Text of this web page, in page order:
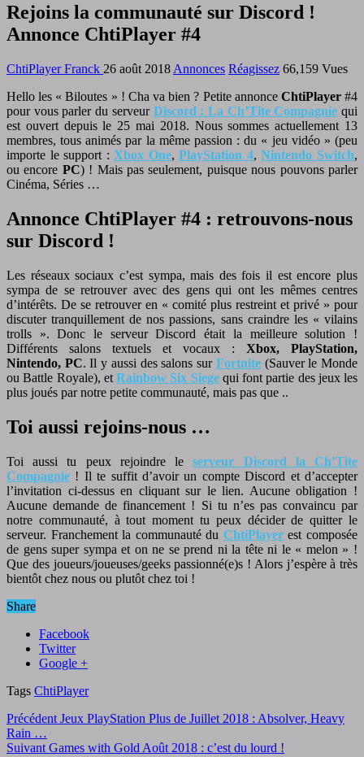
Rejoins la communauté sur Discord !
Annonce ChtiPlayer #4
ChtiPlayer Franck 26 août 2018 Annonces Réagissez 66,159 Vues
Hello les « Biloutes » ! Cha va bien ? Petite annonce ChtiPlayer#4
pour vous parler du serveur Discord : La Ch’Tite Compagnie qui
est ouvert depuis le 25 mai 2018. Nous sommes actuellement 13
membres, tous animés par la même passion : du « jeu vidéo » (peu
importe le support :Xbox One,PlayStation 4,Nintendo Switch,
ou encore PC) ! Mais pas seulement, puisque nous pouvons parler
Cinéma, Séries …
Annonce ChtiPlayer #4 : retrouvons-nous
sur Discord !
Les réseaux sociaux c’est sympa, mais des fois il est encore plus
sympa de se retrouver avec des gens qui ont les mêmes centres
d’intérêts. De se retrouver en « comité plus restreint et privé » pour
discuter tranquillement de nos passions, sans craindre les « vilains
trolls ». Donc le serveur Discord était la meilleure solution !
Différents salons textuels et vocaux : Xbox, PlayStation,
Nintendo, PC. Il y aussi des salons sur Fortnite(Sauver le Monde
ou Battle Royale), et Rainbow Six Siegequi font partie des jeux les
plus joués par notre petite communauté, mais pas que ..
Toi aussi rejoins-nous …
Toi aussi tu peux rejoindre leserveur Discord la Ch’Tite
Compagnie ! Il te suffit d’avoir un compte Discord et d’accepter
l’invitation ci-dessus en cliquant sur le lien. Aucune obligation !
Aucune demande de financement ! Si tu n’es pas convaincu par
notre communauté, à tout moment tu peux décider de quitter le
serveur. Franchement la communauté du ChtiPlayerest composée
de gens super sympa et on ne se prend ni la tête ni le « melon » !
Que des joueurs/joueuses/geeks passionné(e)s ! Alors j’espère à très
bientôt chez nous ou plutôt chez toi !
Share
Facebook
Twitter
Google +
Tags ChtiPlayer
Précédent Jeux PlayStation Plus de Juillet 2018 : Absolver, Heavy
Rain …
Suivant Games with Gold Août 2018 : c’est du lourd !